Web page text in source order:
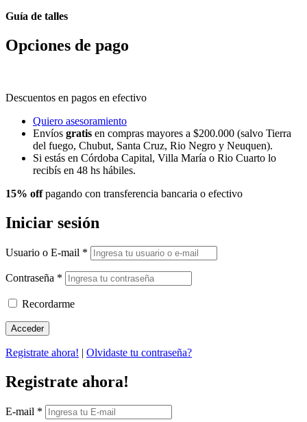
Guía de talles
Opciones de pago
Descuentos en pagos en efectivo
Quiero asesoramiento
Envíos gratis en compras mayores a $200.000 (salvo Tierra
del fuego, Chubut, Santa Cruz, Rio Negro y Neuquen).
Si estás en Córdoba Capital, Villa María o Rio Cuarto lo
recibís en 48 hs hábiles.
15% offpagando con transferencia bancaria o efectivo
Iniciar sesión
Usuario o E-mail *
Contraseña *
Recordarme
Registrate ahora! | Olvidaste tu contraseña?
Registrate ahora!
E-mail *